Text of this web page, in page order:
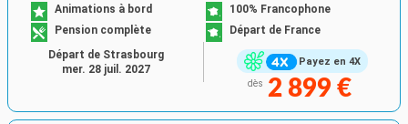
Payez en 4X
Animations à bord
100% Francophone
Pension complète
Départ de France
dès 2 899 €
Départ de Strasbourg
mer. 28 juil. 2027